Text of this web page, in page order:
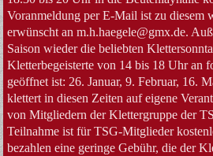
Voranmeldung per E-Mail ist zu diesem
erwünscht an m.h.haegele@gmx.de.
Saison wieder die beliebten
Kletterbegeisterte von 14 bis 18 Uhr an
geöffnet ist: 26. Januar, 9. Februar, 16.
klettert in diesen Zeiten auf eigene
von Mitgliedern der Klettergruppe der
Teilnahme ist für TSG-Mitglieder
bezahlen eine geringe Gebühr, die der